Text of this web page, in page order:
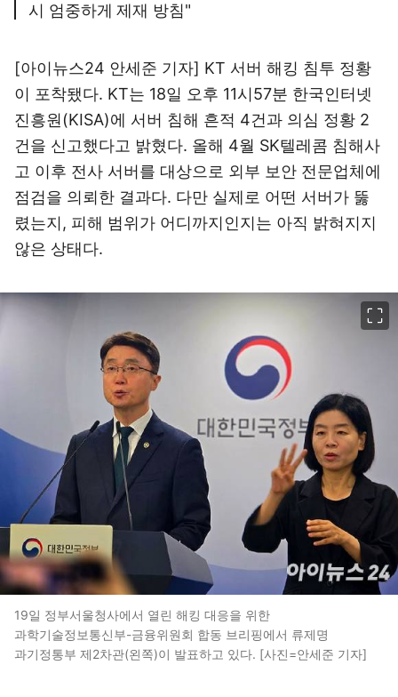
시 엄중하게 제재 방침"
[아이뉴스24 안세준 기자] KT 서버 해킹 침투 정황
이 포착됐다. KT는 18일 오후 11시57분 한국인터넷
진흥원(KISA)에 서버 침해 흔적 4건과 의심 정황 2
건을 신고했다고 밝혔다. 올해 4월 SK텔레콤 침해사
고 이후 전사 서버를 대상으로 외부 보안 전문업체에
점검을 의뢰한 결과다. 다만 실제로 어떤 서버가 뚫
렸는지, 피해 범위가 어디까지인지는 아직 밝혀지지
않은 상태다.
19일 정부서울청사에서 열린 해킹 대응을 위한
과학기술정보통신부-금융위원회 합동 브리핑에서 류제명
과기정통부 제2차관(왼쪽)이 발표하고 있다. [사진=안세준 기자]